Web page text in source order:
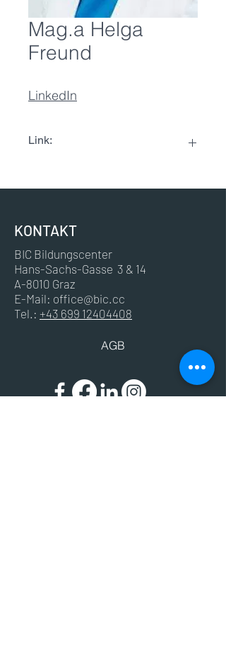
Mag.a Helga
Freund
LinkedIn
Link:
KONTAKT
BIC Bildungscenter
Hans-Sachs-Gasse 3 & 14
A-8010 Graz
E-Mail: office@bic.cc
Tel.: +43 699 12404408
AGB